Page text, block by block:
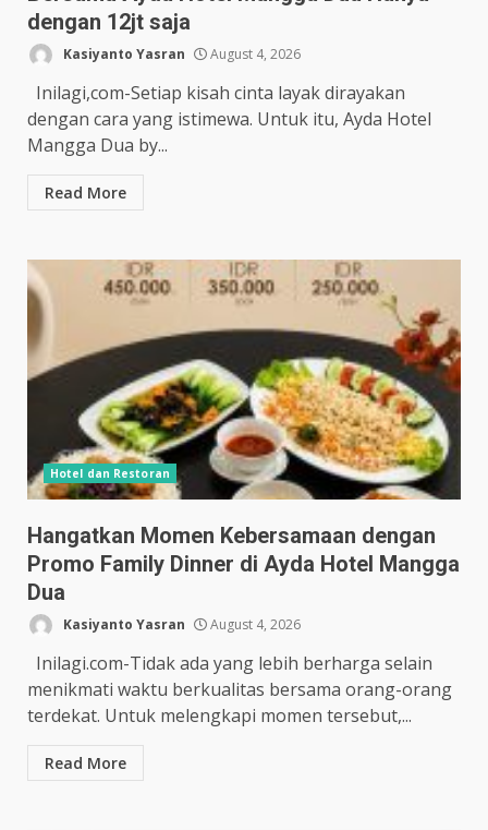
dengan 12jt saja
Kasiyanto Yasran August 4, 2026
Inilagi,com-Setiap kisah cinta layak dirayakan
dengan cara yang istimewa. Untuk itu, Ayda Hotel
Mangga Dua by...
Read More
Hotel dan Restoran
Hangatkan Momen Kebersamaan dengan
Promo Family Dinner di Ayda Hotel Mangga
Dua
Kasiyanto Yasran August 4, 2026
Inilagi.com-Tidak ada yang lebih berharga selain
menikmati waktu berkualitas bersama orang-orang
terdekat. Untuk melengkapi momen tersebut,...
Read More